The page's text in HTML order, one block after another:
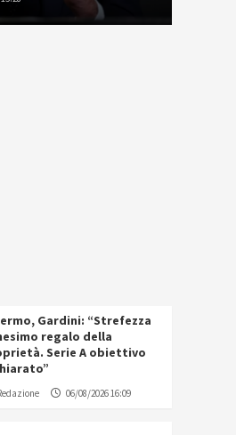
Gardini: “Strefezza
regalo della
Serie A obiettivo
06/08/2026 16:09